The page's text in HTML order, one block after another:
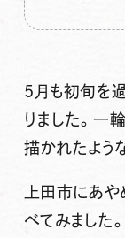
5月も初旬を過
りました。一
描かれたよう
上田市にあや
べてみました